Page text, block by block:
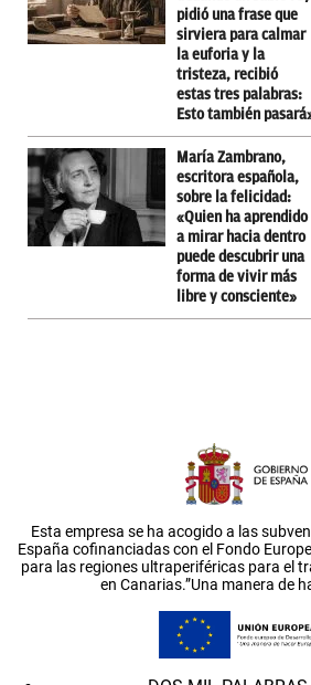
pidió una frase que
sirviera para calmar
la euforia y la
tristeza, recibió
estas tres palabras:
Esto también
María Zambrano,
escritora española,
sobre la felicidad:
«Quien ha aprendido
a mirar hacia dentro
puede descubrir una
forma de vivir más
libre y consciente»
Esta empresa se ha acogido a las
España cofinanciadas con el Fondo
para las regiones ultraperiféricas para el
en Canarias.”Una manera de